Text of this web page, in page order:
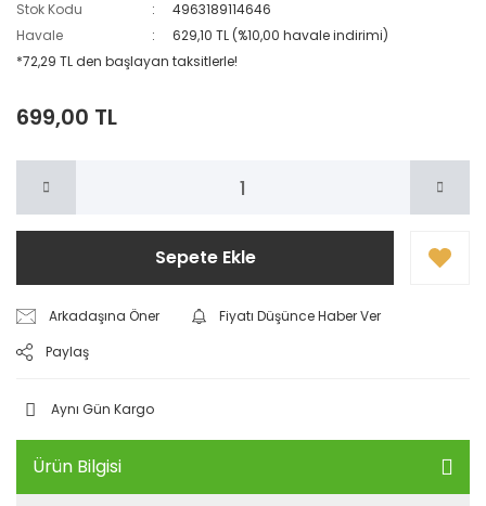
Stok Kodu
4963189114646
Havale
629,10 TL (%10,00 havale indirimi)
*72,29 TL den başlayan taksitlerle!
699,00 TL
Sepete Ekle
Arkadaşına Öner
Fiyatı Düşünce Haber Ver
Paylaş
Aynı Gün Kargo
Ürün Bilgisi